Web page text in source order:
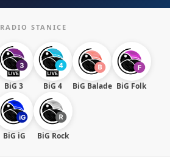
RADIO STANICE
BiG 3 BiG 4 BiG Balade BiG Folk
BiG iG BiG Rock